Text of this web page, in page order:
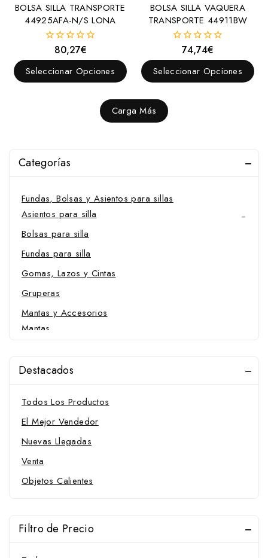
BOLSA SILLA TRANSPORTE
44925AFA-N/S LONA
fuera
de
80,27€
Seleccionar Opciones
BOLSA SILLA VAQUERA
TRANSPORTE 44911BW
fuera
de
74,74€
Seleccionar Opciones
Carga Más
Categorías
Cubrecolas
Enganches y Accesorios
Accesorios
Borlajes
Estribos y Accesorios
Estribos
Fundas, Bolsas y Asientos para sillas
Asientos para silla
Bolsas para silla
Fundas para silla
Gomas, Lazos y Cintas
Gruperas
Mantas y Accesorios
Mantas
Martingalas, Gamarras, Pechopetrales y Accesorios
Gamarras
Martingalas y Accesorios
Pechopetrales
Ramales y Accesorios
Amarres
Destacados
Todos Los Productos
El Mejor Vendedor
Nuevas Llegadas
Venta
Objetos Calientes
Filtro de Precio